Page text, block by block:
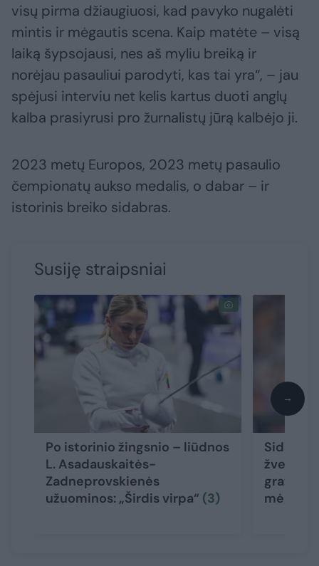
visų pirma džiaugiuosi, kad pavyko nugalėti
mintis ir mėgautis scena. Kaip matėte – visą
laiką šypsojausi, nes aš myliu breiką ir
norėjau pasauliui parodyti, kas tai yra“, – jau
spėjusi interviu net kelis kartus duoti anglų
kalba prasiyrusi pro žurnalistų jūrą kalbėjo ji.
2023 metų Europos, 2023 metų pasaulio
čempionatų aukso medalis, o dabar – ir
istorinis breiko sidabras.
Susiję straipsniai
Po istorinio žingsnio – liūdnos
L. Asadauskaitės-
Zadneprovskienės
užuominos: „Širdis virpa“ (3)
Sidabru
žvelgė į
gražus,
→